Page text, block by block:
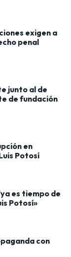
exigen a
penal
junto al de
de fundación
en
Potosí
es tiempo de
Potosí»
con